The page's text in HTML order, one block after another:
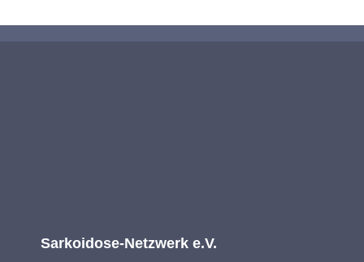
Sarkoidose-Netzwerk e.V.